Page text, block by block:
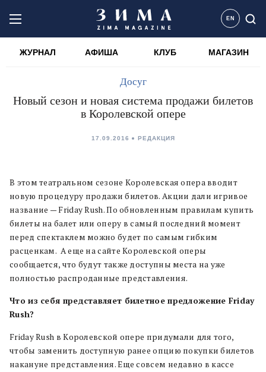
EN
ЖУРНАЛ АФИША КЛУБ МАГАЗИН
Досуг
Новый сезон и новая система продажи билетов
в Королевской опере
17.09.2016 РЕДАКЦИЯ
В этом театральном сезоне Королевская опера вводит
новую процедуру продажи билетов. Акции дали игривое
название — Friday Rush. По обновленным правилам купить
билеты на балет или оперу в самый последний момент
перед спектаклем можно будет по самым гибким
расценкам. А еще на сайте Королевской оперы
сообщается, что будут также доступны места на уже
полностью распроданные представления.
Что из себя представляет билетное предложение Friday
Rush?
Friday Rush в Королевской опере придумали для того,
чтобы заменить доступную ранее опцию покупки билетов
накануне представления. Еще совсем недавно в кассе